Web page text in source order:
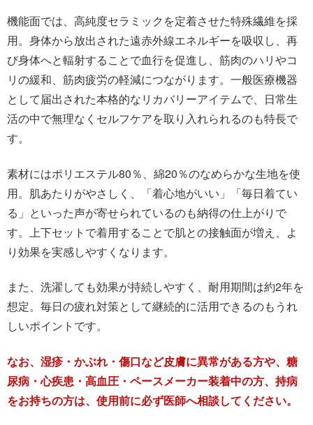
機能面では、高純度セラミックを定着させた特殊繊維を採
用。身体から放出された遠赤外線エネルギーを吸収し、再
び身体へと輻射することで血行を促進し、筋肉のハリやコ
リの緩和、筋肉疲労の軽減につながります。一般医療機器
として届出された本格的なリカバリーアイテムで、日常生
活の中で無理なくセルフケアを取り入れられるのも特長で
す。
素材にはポリエステル80％、綿20％のなめらかな生地を使
用。肌あたりがやさしく、「着心地がいい」「毎日着てい
る」といった声が寄せられているのも納得の仕上がりで
す。上下セットで着用することで肌との接触面が増え、よ
り効果を実感しやすくなります。
また、洗濯しても効果が持続しやすく、耐用期間は約2年を
想定。毎日の疲れ対策として継続的に活用できるのもうれ
しいポイントです。
なお、湿疹・かぶれ・傷口など皮膚に異常がある方や、糖
尿病・心疾患・高血圧・ペースメーカー装着中の方、持病
をお持ちの方は、使用前に必ず医師へ相談してください。